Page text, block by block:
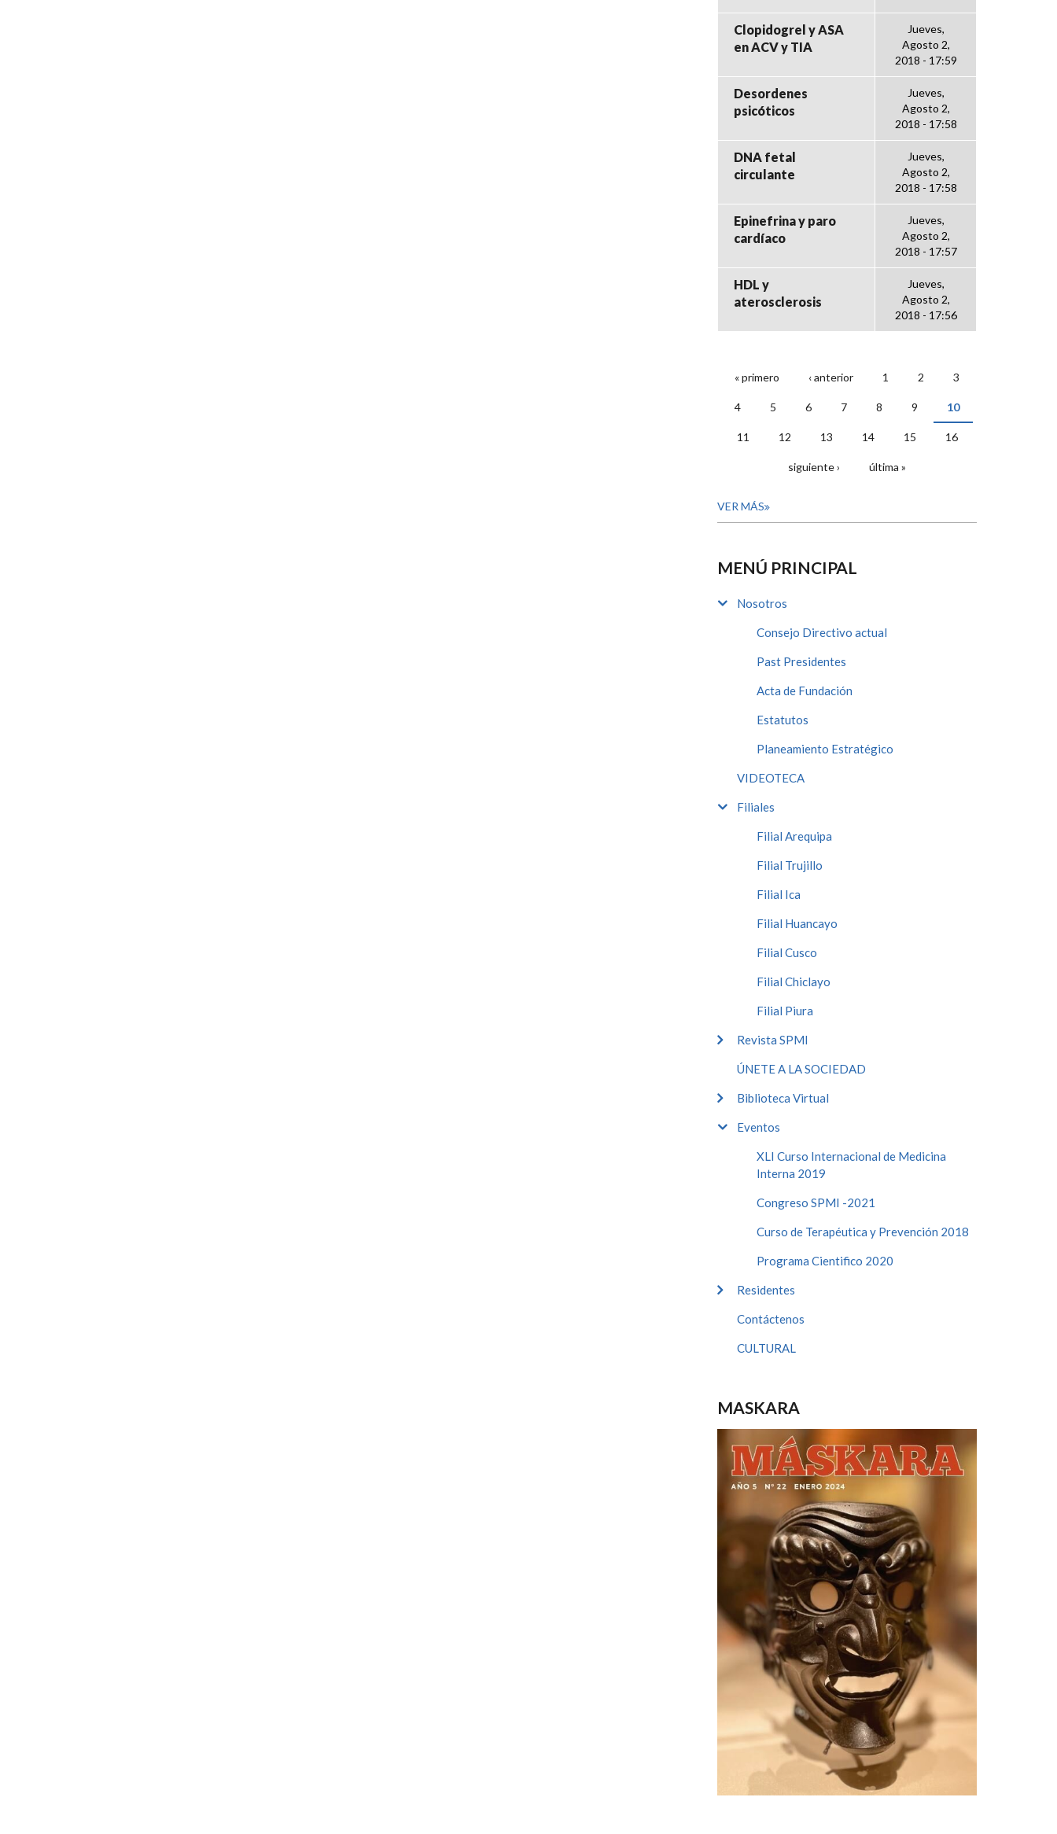
Clopidogrel y ASA
en ACV y TIA
Jueves,
Agosto 2,
2018 - 17:59
Desordenes
psicóticos
Jueves,
Agosto 2,
2018 - 17:58
DNA fetal
circulante
Jueves,
Agosto 2,
2018 - 17:58
Epinefrina y paro
cardíaco
Jueves,
Agosto 2,
2018 - 17:57
HDL y
aterosclerosis
Jueves,
Agosto 2,
2018 - 17:56
PÁGINAS
« primero ‹ anterior 1 2 3
4 5 6 7 8 9 10
11 12 13 14 15 16
siguiente › última »
VER MÁS
MENÚ PRINCIPAL
Nosotros
Consejo Directivo actual
Past Presidentes
Acta de Fundación
Estatutos
Planeamiento Estratégico
VIDEOTECA
Filiales
Filial Arequipa
Filial Trujillo
Filial Ica
Filial Huancayo
Filial Cusco
Filial Chiclayo
Filial Piura
Revista SPMI
ÚNETE A LA SOCIEDAD
Biblioteca Virtual
Eventos
XLI Curso Internacional de Medicina
Interna 2019
Congreso SPMI -2021
Curso de Terapéutica y Prevención 2018
Programa Cientifico 2020
Residentes
Contáctenos
CULTURAL
MASKARA